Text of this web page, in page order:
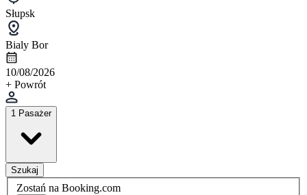
Słupsk
Bialy Bor
10/08/2026
+ Powrót
1 Pasażer
Szukaj
Zostań na Booking.com